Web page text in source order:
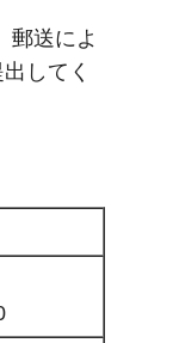
郵送によ
してく